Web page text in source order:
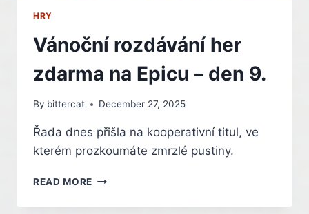
HRY
Vánoční rozdávání her
zdarma na Epicu – den 9.
By bittercat December 27, 2025
Řada dnes přišla na kooperativní titul, ve
kterém prozkoumáte zmrzlé pustiny.
READ MORE VÁNOČNÍ
HER